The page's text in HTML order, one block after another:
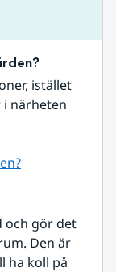
istället
närheten
och gör det
Den är
ha koll på